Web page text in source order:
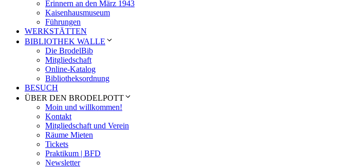
Erinnern an den März 1943
Kaisenhausmuseum
Führungen
WERKSTÄTTEN
BIBLIOTHEK WALLE
Die BrodelBib
Mitgliedschaft
Online-Katalog
Bibliotheksordnung
BESUCH
ÜBER DEN BRODELPOTT
Moin und willkommen!
Kontakt
Mitgliedschaft und Verein
Räume Mieten
Tickets
Praktikum | BFD
Newsletter